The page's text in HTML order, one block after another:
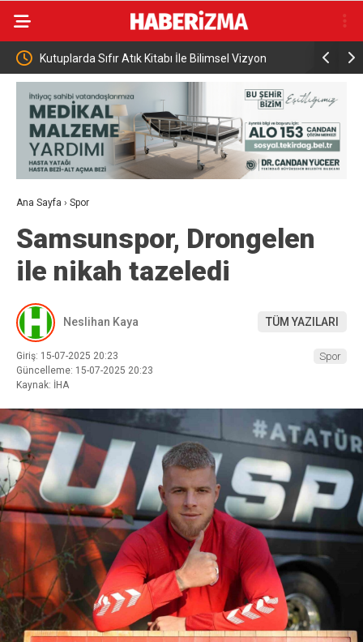
İle Bilimsel Vizyon KKTC Cumhuriyet Meclisi Başkanı
egemen eşitliğimizden ve eşit
statümüzden asla taviz
Ana Sayfa › Spor
Samsunspor, Drongelen
ile nikah tazeledi
Neslihan Kaya TÜM YAZILARI
Giriş: 15-07-2025 20:23
Güncelleme: 15-07-2025 20:23
Kaynak: İHA
Spor